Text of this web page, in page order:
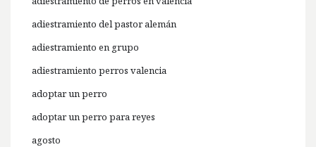
adiestramiento del pastor alemán
adiestramiento en grupo
adiestramiento perros valencia
adoptar un perro
adoptar un perro para reyes
agosto